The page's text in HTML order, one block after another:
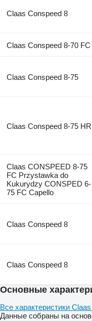
Claas Conspeed 8
Claas Conspeed 8-70 FC
Claas Conspeed 8-75
Claas Conspeed 8-75 HR
Claas CONSPEED 8-75
FC Przystawka do
Kukurydzy CONSPED 6-
75 FC Capello
Claas Conspeed 8
Claas Conspeed 8
Основные
Все характеристики
Данные собраны на